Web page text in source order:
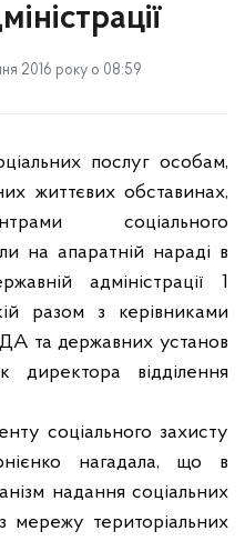
2016 року о 08:59
послуг особам,
життєвих обставинах,
соціального
на апаратній нараді в
адміністрації 1
разом з керівниками
та державних установ
директора відділення
соціального захисту
нагадала, що в
надання соціальних
мережу територіальних